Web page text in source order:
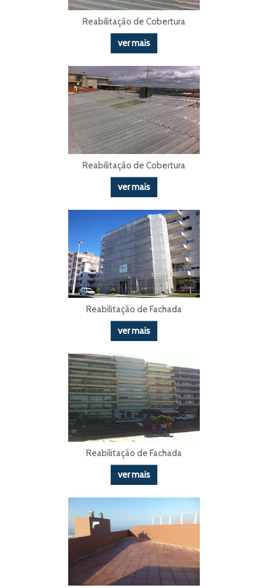
Reabilitação de Cobertura
ver mais
Reabilitação de Cobertura
ver mais
Reabilitação de Fachada
ver mais
Reabilitação de Fachada
ver mais